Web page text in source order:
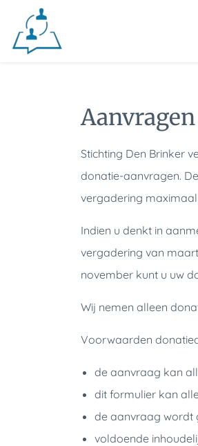
Aanvragen
Stichting Den Brinker
donatie-aanvragen.
vergadering
Indien u denkt in
vergadering van
november kunt u uw
Wij nemen alleen
Voorwaarden
de aanvraag kan
dit formulier kan
de aanvraag wordt
voldoende